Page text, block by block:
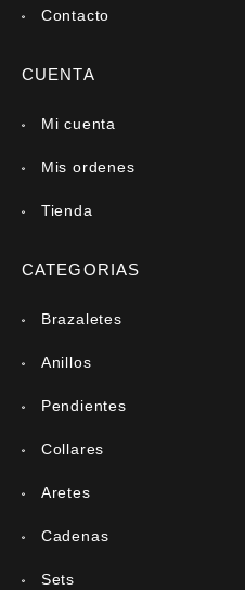
Contacto
CUENTA
Mi cuenta
Mis ordenes
Tienda
CATEGORIAS
Brazaletes
Anillos
Pendientes
Collares
Aretes
Cadenas
Sets